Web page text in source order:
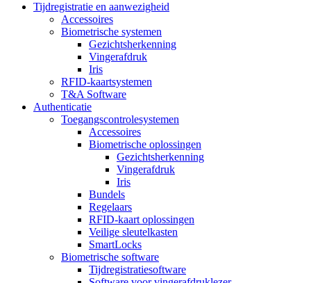
Tijdregistratie en aanwezigheid
Accessoires
Biometrische systemen
Gezichtsherkenning
Vingerafdruk
Iris
RFID-kaartsystemen
T&A Software
Authenticatie
Toegangscontrolesystemen
Accessoires
Biometrische oplossingen
Gezichtsherkenning
Vingerafdruk
Iris
Bundels
Regelaars
RFID-kaart oplossingen
Veilige sleutelkasten
SmartLocks
Biometrische software
Tijdregistratiesoftware